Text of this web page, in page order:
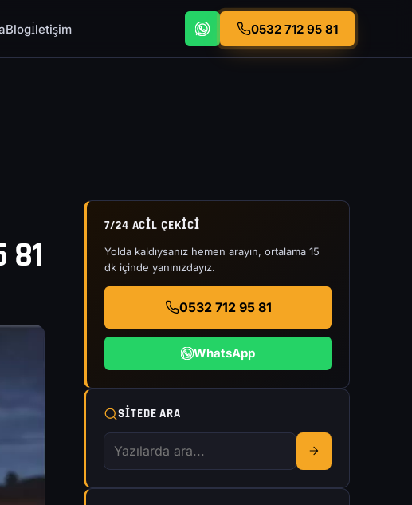
Blogİletişim 0532 712 95 81
81
7/24 ACIL ÇEKICI
Yolda kaldıysanız hemen arayın, ortalama 15
dk içinde yanınızdayız.
0532 712 95 81
WhatsApp
SITEDE ARA